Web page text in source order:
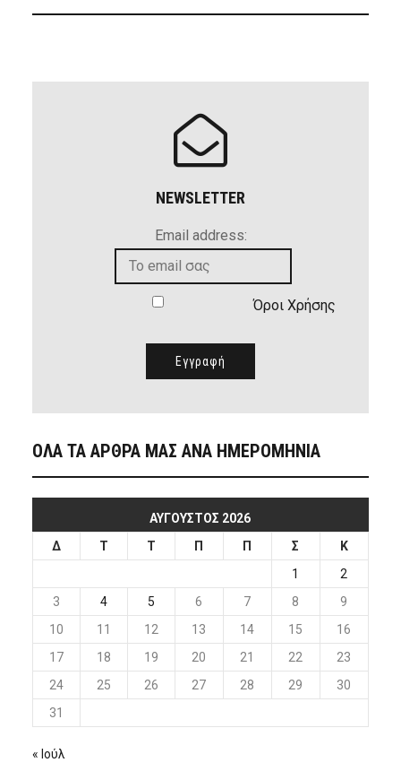
NEWSLETTER
Email address:
Όροι Χρήσης
ΟΛΑ ΤΑ ΑΡΘΡΑ ΜΑΣ ΑΝΑ ΗΜΕΡΟΜΗΝΙΑ
ΑΎΓΟΥΣΤΟΣ 2026
Δ
Τ Τ Π Π Σ
Κ
1
2
3
4 5 6 7 8
9
10
11 12 13 14 15
16
17
18 19 20 21 22
23
24
25 26 27 28 29
30
31
« Ιούλ